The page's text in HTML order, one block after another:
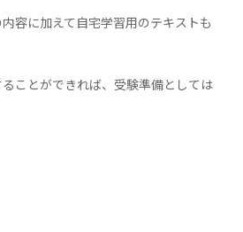
容に加えて自宅学習用のテキストも
ことができれば、受験準備としては